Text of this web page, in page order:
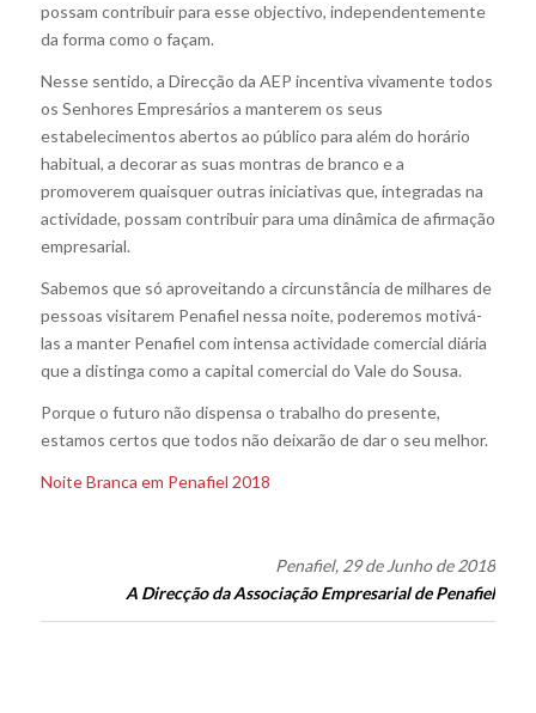
possam contribuir para esse objectivo, independentemente
da forma como o façam.
Nesse sentido, a Direcção da AEP incentiva vivamente todos
os Senhores Empresários a manterem os seus
estabelecimentos abertos ao público para além do horário
habitual, a decorar as suas montras de branco e a
promoverem quaisquer outras iniciativas que, integradas na
actividade, possam contribuir para uma dinâmica de afirmação
empresarial.
Sabemos que só aproveitando a circunstância de milhares de
pessoas visitarem Penafiel nessa noite, poderemos motivá-
las a manter Penafiel com intensa actividade comercial diária
que a distinga como a capital comercial do Vale do Sousa.
Porque o futuro não dispensa o trabalho do presente,
estamos certos que todos não deixarão de dar o seu melhor.
Noite Branca em Penafiel 2018
Penafiel, 29 de Junho de 2018
A Direcção da Associação Empresarial de Penafiel